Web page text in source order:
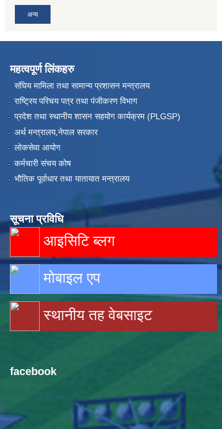
अन्य
महत्वपूर्ण लिंकहरु
संघिय मामिला तथा सामान्य प्रशासन मन्त्रालय
राष्ट्रिय परिचय पत्र तथा पंजीकरण विभाग
प्रदेश तथा स्थानीय शासन सहयोग कार्यक्रम (PLGSP)
अर्थ मन्त्रालय,नेपाल सरकार
लोकसेवा आयोग
कर्मचारी संचय कोष
भौतिक पूर्वाधार तथा यातायात मन्त्रालय
सूचना प्रविधि
आइसिटि ब्लग
मोबाइल एप
स्थानीय तह वेबसाइट
facebook